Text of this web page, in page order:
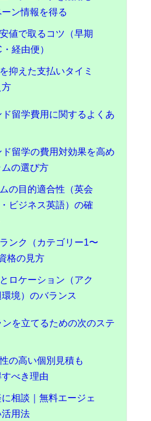
ン情報を得る
値で取るコツ（早期
経由便）
抑えた支払いタイミ
方
留学費用に関するよくあ
留学の費用対効果を高め
の選び方
の目的適合性（英会
ビジネス英語）の確
ンク（カテゴリー1〜
格の見方
ロケーション（アク
境）のバランス
を立てるための次のステ
の高い個別見積も
べき理由
相談｜無料エージェ
活用法